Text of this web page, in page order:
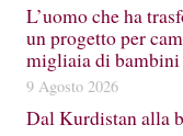
L’uomo che ha
un progetto per
migliaia di bambini
9 Agosto 2026
Dal Kurdistan alla